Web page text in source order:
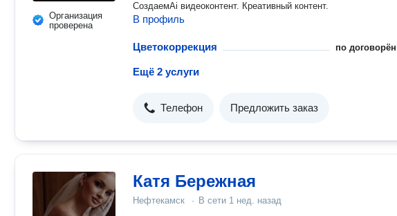
Организация
проверена
СоздаемAi видеоконтент. Креативный контент.
В профиль
Цветокоррекция по
Ещё 2 услуги
Телефон Предложить заказ
Катя Бережная
Нефтекамск · В сети 1 нед. назад